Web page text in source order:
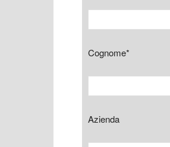
Cognome*
Azienda